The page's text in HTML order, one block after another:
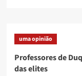
Municipal
de
Cultural
de
uma opinião
Professores de
das elites